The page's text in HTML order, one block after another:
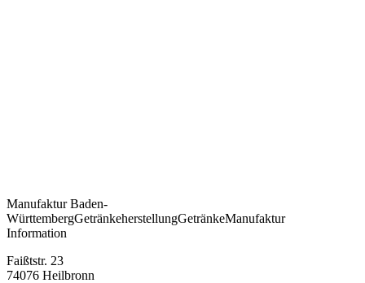
Manufaktur Baden-
WürttembergGetränkeherstellungGetränkeManufaktur
Information
Faißtstr. 23
74076 Heilbronn